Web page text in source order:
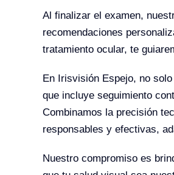
Al finalizar el examen,
recomendaciones
tratamiento ocular, te
En Irisvisión Espejo, no
que incluye seguimiento
Combinamos la precisión
responsables y efectivas,
Nuestro compromiso es